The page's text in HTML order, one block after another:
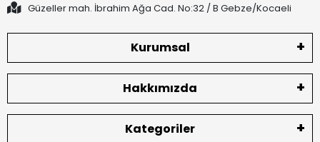
Güzeller mah. İbrahim Ağa Cad. No:32 / B Gebze/Kocaeli
Kurumsal
Hakkımızda
Kategoriler